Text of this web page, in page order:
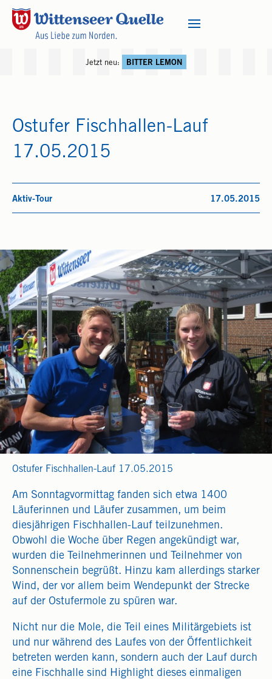
Jetzt neu: BITTER LEMON
Ostufer Fischhallen-Lauf
17.05.2015
Aktiv-Tour 17.05.2015
Ostufer Fischhallen-Lauf 17.05.2015
Am Sonntagvormittag fanden sich etwa 1400
Läuferinnen und Läufer zusammen, um beim
diesjährigen Fischhallen-Lauf teilzunehmen.
Obwohl die Woche über Regen angekündigt war,
wurden die Teilnehmerinnen und Teilnehmer von
Sonnenschein begrüßt. Hinzu kam allerdings starker
Wind, der vor allem beim Wendepunkt der Strecke
auf der Ostufermole zu spüren war.
Nicht nur die Mole, die Teil eines Militärgebiets ist
und nur während des Laufes von der Öffentlichkeit
betreten werden kann, sondern auch der Lauf durch
eine Fischhalle sind Highlight dieses einmaligen